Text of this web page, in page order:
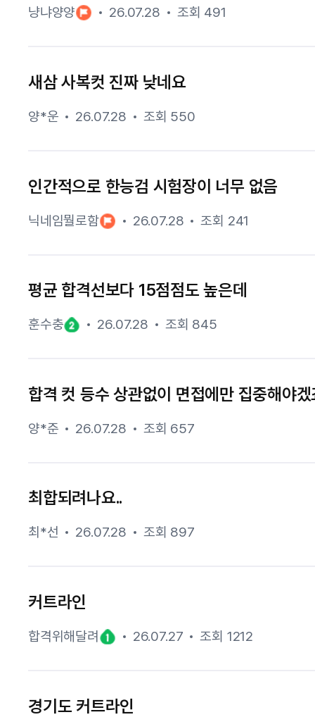
냥냐양양 26.07.28 조회 491
새삼 사복컷 진짜 낮네요
양*운 26.07.28 조회 550
인간적으로 한능검 시험장이 너무 없음
닉네임뭘로함 26.07.28 조회 241
평균 합격선보다 15점점도 높은데
훈수충 26.07.28 조회 845
합격 컷 등수 상관없이 면접에만 집중해야겠
양*준 26.07.28 조회 657
최합되려나요..
최*선 26.07.28 조회 897
커트라인
합격위해달려 26.07.27 조회 1212
경기도 커트라인